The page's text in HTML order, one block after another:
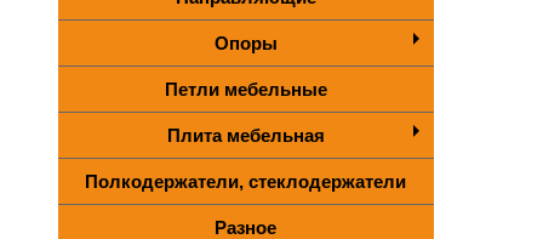
Опоры
Петли мебельные
Плита мебельная
Полкодержатели, стеклодержатели
Разное